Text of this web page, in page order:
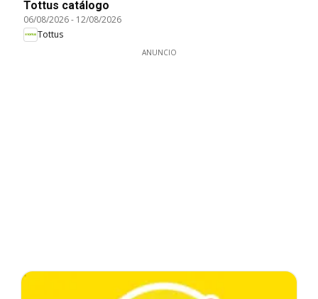
Tottus catálogo
06/08/2026- 12/08/2026
Tottus
ANUNCIO